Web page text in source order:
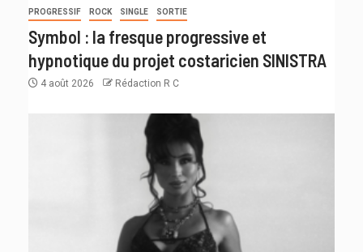
PROGRESSIF ROCK SINGLE SORTIE
Symbol : la fresque progressive et
hypnotique du projet costaricien SINISTRA
4 août 2026 Rédaction R C